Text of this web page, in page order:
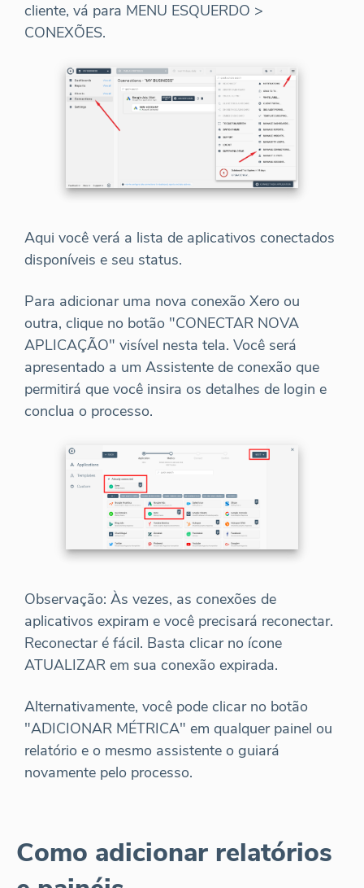
cliente, vá para MENU ESQUERDO >
CONEXÕES.
Aqui você verá a lista de aplicativos conectados
disponíveis e seu status.
Para adicionar uma nova conexão Xero ou
outra, clique no botão "CONECTAR NOVA
APLICAÇÃO" visível nesta tela. Você será
apresentado a um Assistente de conexão que
permitirá que você insira os detalhes de login e
conclua o processo.
Observação: Às vezes, as conexões de
aplicativos expiram e você precisará reconectar.
Reconectar é fácil. Basta clicar no ícone
ATUALIZAR em sua conexão expirada.
Alternativamente, você pode clicar no botão
"ADICIONAR MÉTRICA" em qualquer painel ou
relatório e o mesmo assistente o guiará
novamente pelo processo.
Como adicionar relatórios